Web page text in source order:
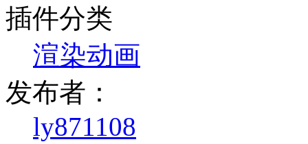
插件分类
渲染动画
发布者：
ly871108